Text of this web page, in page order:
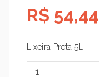
R$ 54,44
Lixeira Preta 5L